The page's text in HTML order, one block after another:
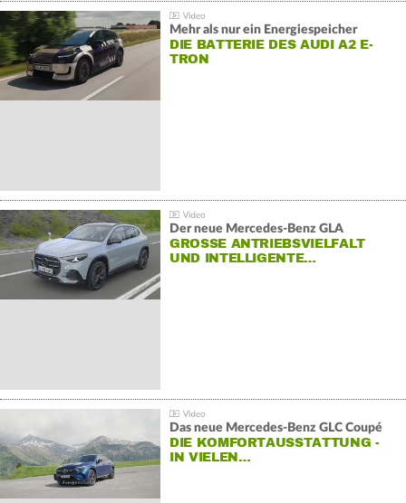
Mehr als nur ein Energiespeicher
DIE BATTERIE DES AUDI A2 E-
TRON
Der neue Mercedes-Benz GLA
GROSSE ANTRIEBSVIELFALT U
ND INTELLIGENTE…
Das neue Mercedes-Benz GLC Coupé
DIE KOMFORTAUSSTATTUNG -
IN VIELEN…